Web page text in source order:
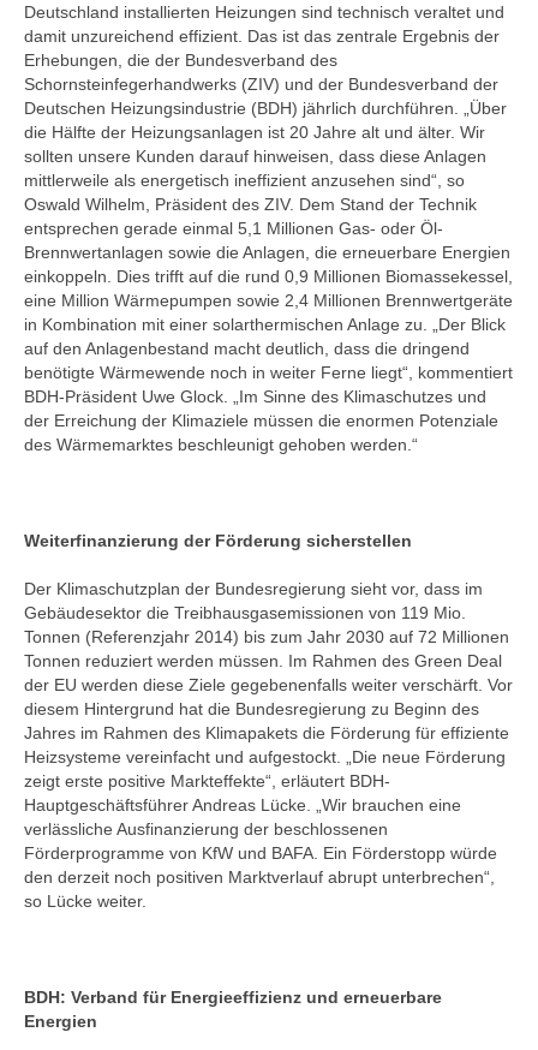
Deutschland installierten Heizungen sind technisch veraltet und
damit unzureichend effizient. Das ist das zentrale Ergebnis der
Erhebungen, die der Bundesverband des
Schornsteinfegerhandwerks (ZIV) und der Bundesverband der
Deutschen Heizungsindustrie (BDH) jährlich durchführen. „Über
die Hälfte der Heizungsanlagen ist 20 Jahre alt und älter. Wir
sollten unsere Kunden darauf hinweisen, dass diese Anlagen
mittlerweile als energetisch ineffizient anzusehen sind“, so
Oswald Wilhelm, Präsident des ZIV. Dem Stand der Technik
entsprechen gerade einmal 5,1 Millionen Gas- oder Öl-
Brennwertanlagen sowie die Anlagen, die erneuerbare Energien
einkoppeln. Dies trifft auf die rund 0,9 Millionen Biomassekessel,
eine Million Wärmepumpen sowie 2,4 Millionen Brennwertgeräte
in Kombination mit einer solarthermischen Anlage zu. „Der Blick
auf den Anlagenbestand macht deutlich, dass die dringend
benötigte Wärmewende noch in weiter Ferne liegt“, kommentiert
BDH-Präsident Uwe Glock. „Im Sinne des Klimaschutzes und
der Erreichung der Klimaziele müssen die enormen Potenziale
des Wärmemarktes beschleunigt gehoben werden.“
Weiterfinanzierung der Förderung sicherstellen
Der Klimaschutzplan der Bundesregierung sieht vor, dass im
Gebäudesektor die Treibhausgasemissionen von 119 Mio.
Tonnen (Referenzjahr 2014) bis zum Jahr 2030 auf 72 Millionen
Tonnen reduziert werden müssen. Im Rahmen des Green Deal
der EU werden diese Ziele gegebenenfalls weiter verschärft. Vor
diesem Hintergrund hat die Bundesregierung zu Beginn des
Jahres im Rahmen des Klimapakets die Förderung für effiziente
Heizsysteme vereinfacht und aufgestockt. „Die neue Förderung
zeigt erste positive Markteffekte“, erläutert BDH-
Hauptgeschäftsführer Andreas Lücke. „Wir brauchen eine
verlässliche Ausfinanzierung der beschlossenen
Förderprogramme von KfW und BAFA. Ein Förderstopp würde
den derzeit noch positiven Marktverlauf abrupt unterbrechen“,
so Lücke weiter.
BDH: Verband für Energieeffizienz und erneuerbare
Energien